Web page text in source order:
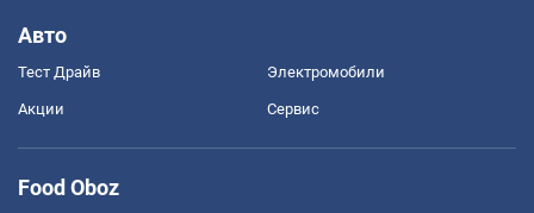
Авто
Тест Драйв Электромобили
Акции Сервис
Food Oboz